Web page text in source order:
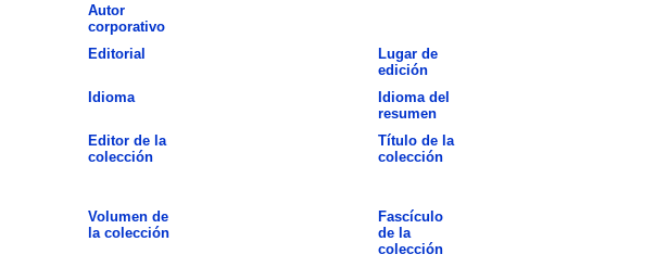
Autor
corporativo
Editorial
Lugar de
edición
Idioma
Idioma del
resumen
Editor de la
colección
Título de la
colección
Volumen de
la colección
Fascículo
de la
colección